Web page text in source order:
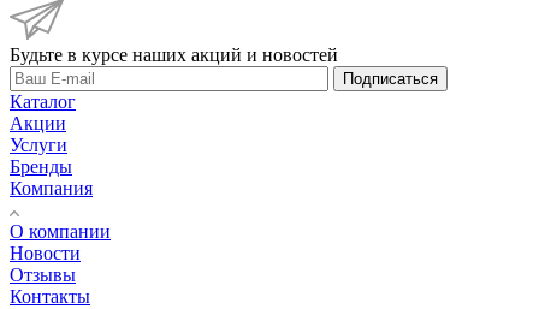
Будьте в курсе наших акций и новостей
Подписаться
Каталог
Акции
Услуги
Бренды
Компания
О компании
Новости
Отзывы
Контакты